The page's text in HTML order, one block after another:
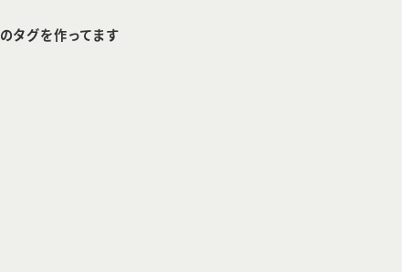
タグを作ってます